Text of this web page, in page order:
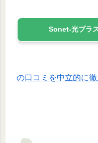
Sonet-光プラ
の口コミを中立的に徹